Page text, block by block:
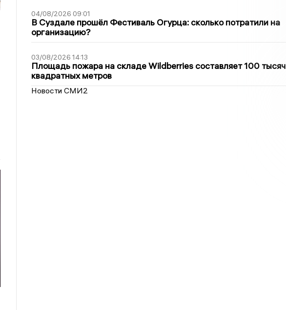
04/08/2026 09:01
В Суздале прошёл Фестиваль Огурца: сколько потратили на
организацию?
03/08/2026 14:13
Площадь пожара на складе Wildberries составляет 100 тысяч
квадратных метров
Новости СМИ2